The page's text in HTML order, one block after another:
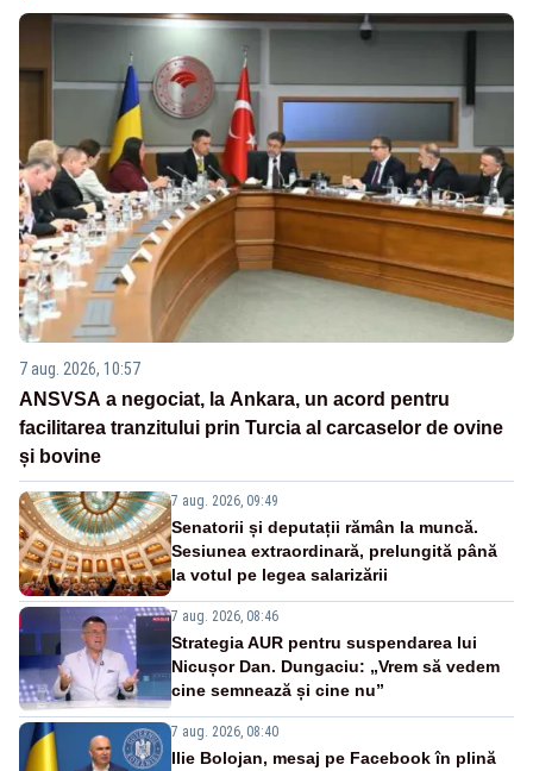
7 aug. 2026, 10:57
ANSVSA a negociat, la Ankara, un acord pentru
facilitarea tranzitului prin Turcia al carcaselor de ovine
și bovine
7 aug. 2026, 09:49
Senatorii și deputații rămân la muncă.
Sesiunea extraordinară, prelungită până
la votul pe legea salarizării
7 aug. 2026, 08:46
Strategia AUR pentru suspendarea lui
Nicușor Dan. Dungaciu: „Vrem să vedem
cine semnează și cine nu”
7 aug. 2026, 08:40
Ilie Bolojan, mesaj pe Facebook în plină